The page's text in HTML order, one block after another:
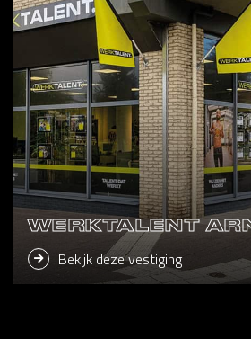
WERKTALENT
Bekijk deze vestiging